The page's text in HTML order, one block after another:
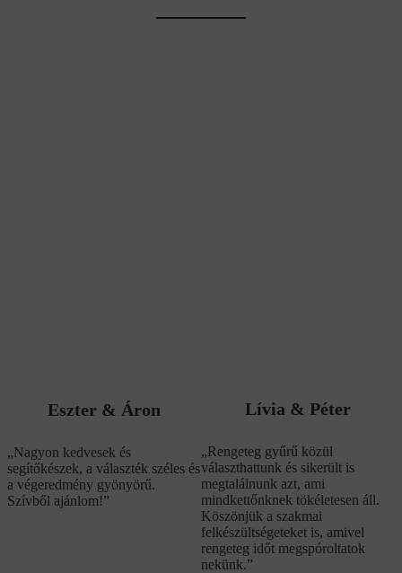
Eszter & Áron
„Nagyon kedvesek és
segítőkészek, a választék széles és
a végeredmény gyönyörű.
Szívből ajánlom!”
Lívia & Péter
„Rengeteg gyűrű közül
választhattunk és sikerült is
megtalálnunk azt, ami
mindkettőnknek tökéletesen áll.
Köszönjük a szakmai
felkészültségeteket is, amivel
rengeteg időt megspóroltatok
nekünk.”